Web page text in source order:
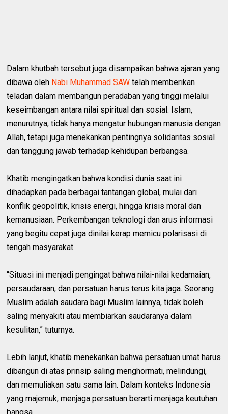
Dalam khutbah tersebut juga disampaikan bahwa ajaran yang
dibawa oleh Nabi Muhammad SAW telah memberikan
teladan dalam membangun peradaban yang tinggi melalui
keseimbangan antara nilai spiritual dan sosial. Islam,
menurutnya, tidak hanya mengatur hubungan manusia dengan
Allah, tetapi juga menekankan pentingnya solidaritas sosial
dan tanggung jawab terhadap kehidupan berbangsa.
Khatib mengingatkan bahwa kondisi dunia saat ini
dihadapkan pada berbagai tantangan global, mulai dari
konflik geopolitik, krisis energi, hingga krisis moral dan
kemanusiaan. Perkembangan teknologi dan arus informasi
yang begitu cepat juga dinilai kerap memicu polarisasi di
tengah masyarakat.
“Situasi ini menjadi pengingat bahwa nilai-nilai kedamaian,
persaudaraan, dan persatuan harus terus kita jaga. Seorang
Muslim adalah saudara bagi Muslim lainnya, tidak boleh
saling menyakiti atau membiarkan saudaranya dalam
kesulitan,” tuturnya.
Lebih lanjut, khatib menekankan bahwa persatuan umat harus
dibangun di atas prinsip saling menghormati, melindungi,
dan memuliakan satu sama lain. Dalam konteks Indonesia
yang majemuk, menjaga persatuan berarti menjaga keutuhan